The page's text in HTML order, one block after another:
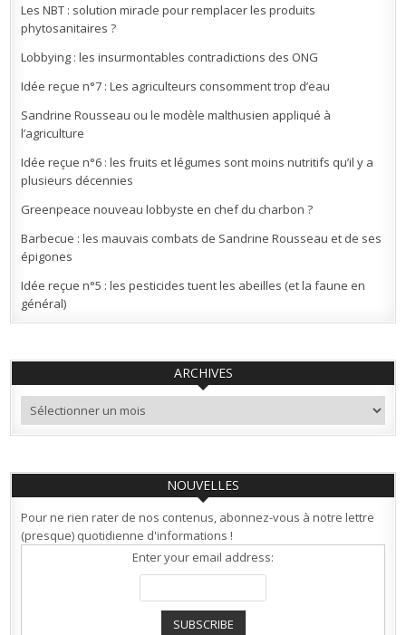
Les NBT : solution miracle pour remplacer les produits
phytosanitaires ?
Lobbying : les insurmontables contradictions des ONG
Idée reçue n°7 : Les agriculteurs consomment trop d’eau
Sandrine Rousseau ou le modèle malthusien appliqué à
l’agriculture
Idée reçue n°6 : les fruits et légumes sont moins nutritifs qu’il y a
plusieurs décennies
Greenpeace nouveau lobbyste en chef du charbon ?
Barbecue : les mauvais combats de Sandrine Rousseau et de ses
épigones
Idée reçue n°5 : les pesticides tuent les abeilles (et la faune en
général)
ARCHIVES
Archives
NOUVELLES
Pour ne rien rater de nos contenus, abonnez-vous à notre lettre
(presque) quotidienne d'informations !
Enter your email address: